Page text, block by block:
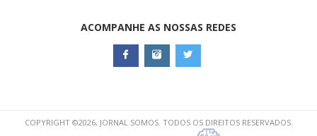
ACOMPANHE AS NOSSAS REDES
COPYRIGHT ©2026, JORNAL SOMOS. TODOS OS DIREITOS RESERVADOS.